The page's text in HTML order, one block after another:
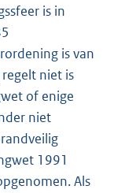
is in
is van
niet is
of enige
niet
1991
Als